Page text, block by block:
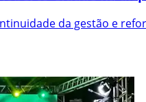
da gestão e